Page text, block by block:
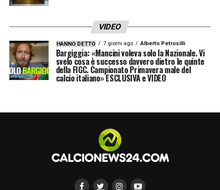
VIDEO
HANNO DETTO 7 giorni ago Alberto Petrosilli
Bargiggia: «Mancini voleva solo la Nazionale. Vi
svelo cosa è successo davvero dietro le quinte
della FIGC. Campionato Primavera male del
calcio italiano» ESCLUSIVA e VIDEO